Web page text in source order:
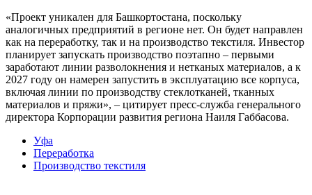
«Проект уникален для Башкортостана, поскольку
аналогичных предприятий в регионе нет. Он будет направлен
как на переработку, так и на производство текстиля. Инвестор
планирует запускать производство поэтапно – первыми
заработают линии разволокнения и нетканых материалов, а к
2027 году он намерен запустить в эксплуатацию все корпуса,
включая линии по производству стеклотканей, тканных
материалов и пряжи», – цитирует пресс-служба генерального
директора Корпорации развития региона Наиля Габбасова.
Уфа
Переработка
Производство текстиля